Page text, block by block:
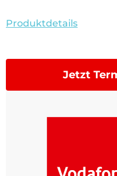
Produktdetails
Jetzt